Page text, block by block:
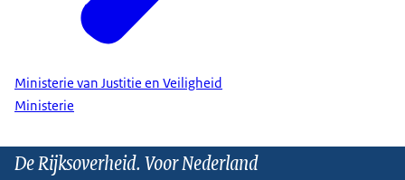
Ministerie van Justitie en Veiligheid
Ministerie
De Rijksoverheid. Voor Nederland